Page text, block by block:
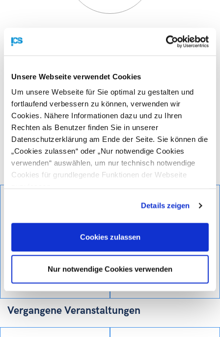
Unsere Webseite verwendet Cookies
Um unsere Webseite für Sie optimal zu gestalten und
fortlaufend verbessern zu können, verwenden wir
Cookies. Nähere Informationen dazu und zu Ihren
Rechten als Benutzer finden Sie in unserer
Datenschutzerklärung am Ende der Seite. Sie können die
„Cookies zulassen“ oder „Nur notwendige Cookies
verwenden“ auswählen, um nur technisch notwendige
Cookies für grundlegende Funktionen der Webseite
Details zeigen
Cookies zulassen
Nur notwendige Cookies verwenden
Seit gut 18 Jahren gibt es eine UN-Plattform, die von
UN-Ausschreibungen:
Zu vergebende Aufträge und abgewickelte Projekte finden
Sie ebenfalls auf dem Global Marketplace (www.ungm.org
Kommende Veranstaltungen
teilnehmen |
Wien 2026
Mehr dazu
21. EUPF
Mehr dazu
Vergangene Veranstaltungen